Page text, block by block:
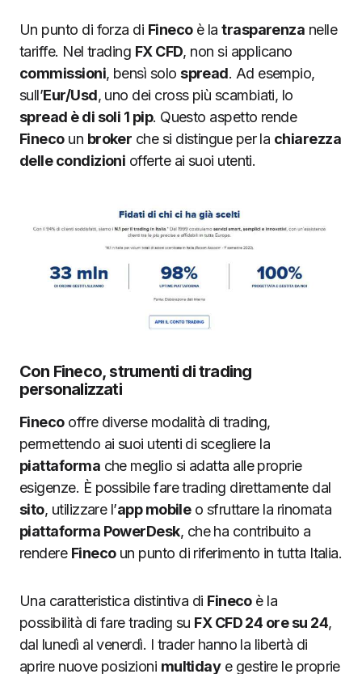
Un punto di forza di Finecoè latrasparenza nelle
tariffe. Nel trading FX CFD, non si applicano
commissioni, bensì solo spread. Ad esempio,
sull’Eur/Usd, uno dei cross più scambiati, lo
spread è di soli 1 pip. Questo aspetto rende
Finecoun broker che si distingue per la chiarezza
delle condizioni offerte ai suoi utenti.
Con Fineco, strumenti di trading
personalizzati
Finecooffre diverse modalità di trading,
permettendo ai suoi utenti di scegliere la
piattaforma che meglio si adatta alle proprie
esigenze. È possibile fare trading direttamente dal
sito, utilizzare l’app mobileo sfruttare la rinomata
piattaforma PowerDesk, che ha contribuito a
rendere Finecoun punto di riferimento in tutta Italia.
Una caratteristica distintiva di Finecoè la
possibilità di fare trading su FX CFD 24 ore su 24,
dal lunedì al venerdì. I trader hanno la libertà di
aprire nuove posizioni multidaye gestire le proprie